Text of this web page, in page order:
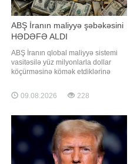
ABŞ İranın maliyyə şəbəkəsini
HƏDƏFƏ ALDI
ABŞ İranın qlobal maliyyə sistemi
vasitəsilə yüz milyonlarla dollar
köçürməsinə kömək etdiklərinə
məntəqələrinə və vasitəçilərə qarşı
yeni sanksiyalar tətbiq edib. xəbər
Departamentinin nümayəndəsi
Tommi Piqottun bəyanatında
bildirilib. B
09.08.2026 228